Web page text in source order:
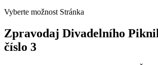
Vyberte možnost Stránka
Zpravodaj Divadelního
číslo 3